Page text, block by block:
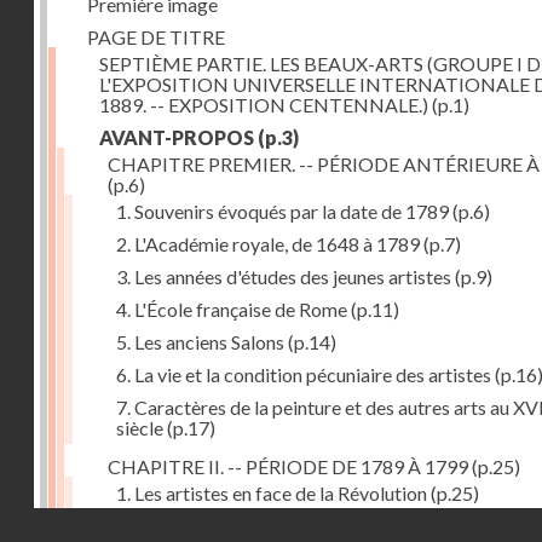
PAGE DE TITRE
SEPTIÈME PARTIE. LES BEAUX-ARTS (GROUPE I
L'EXPOSITION UNIVERSELLE INTERNATIONALE
1889. -- EXPOSITION CENTENNALE.) (p.1)
AVANT-PROPOS (p.3)
CHAPITRE PREMIER. -- PÉRIODE ANTÉRIEURE
(p.6)
1. Souvenirs évoqués par la date de 1789(p.6)
2. L'Académie royale, de 1648 à 1789(p.7)
3. Les années d'études des jeunes artistes (p.9)
4. L'École française de Rome(p.11)
5. Les anciens Salons (p.14)
6. La vie et la condition pécuniaire des artistes (p.16)
7. Caractères de la peinture et des autres arts au
siècle(p.17)
CHAPITRE II. -- PÉRIODE DE 1789 À 1799(p.25)
1. Les artistes en face de la Révolution(p.25)